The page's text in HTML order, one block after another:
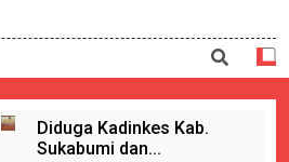
Diduga Kadinkes Kab.
Sukabumi dan